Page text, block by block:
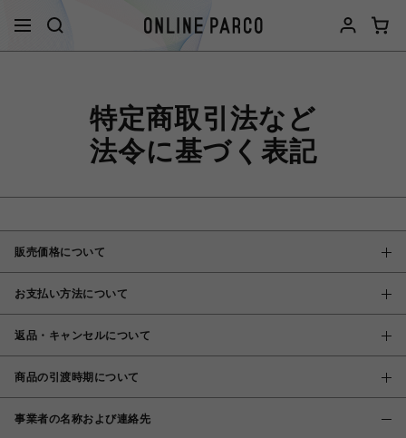
特定商取引法など
法令に基づく表記
販売価格について
お支払い方法について
返品・キャンセルについて
商品の引渡時期について
事業者の名称および連絡先